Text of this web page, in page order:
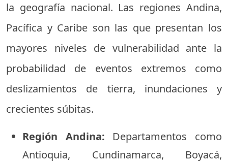
la geografía nacional. Las regiones Andina,
Pacífica y Caribe son las que presentan los
mayores niveles de vulnerabilidad ante la
probabilidad de eventos extremos como
deslizamientos de tierra, inundaciones y
crecientes súbitas.
Región Andina: Departamentos como
Antioquia, Cundinamarca, Boyacá,